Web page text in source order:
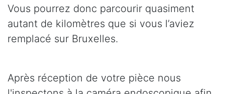
Vous pourrez donc parcourir quasiment
autant de kilomètres que si vous l’aviez
remplacé sur Bruxelles.
Après réception de votre pièce nous